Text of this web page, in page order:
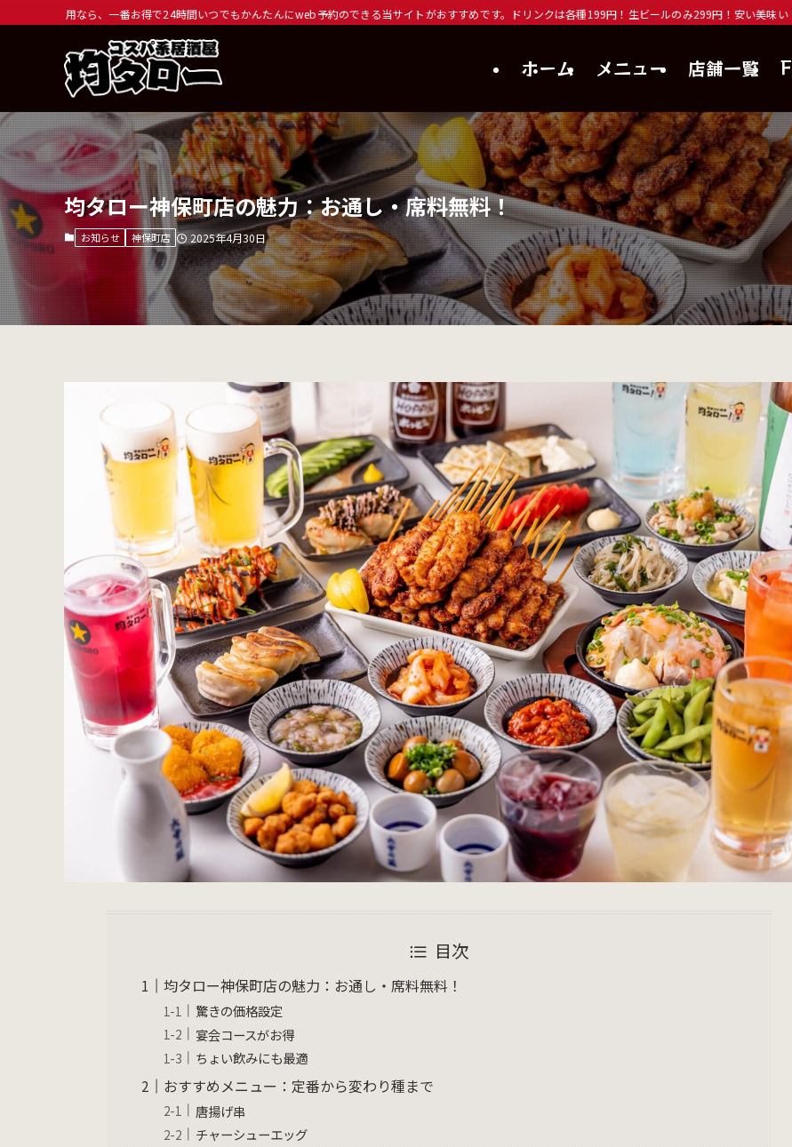
で24時間いつでもかんたんにweb予約のできる当サイトがおすすめです。ドリンクは各種199円！生ビールのみ299円！安い美味い！食べ飲み放題は2980
ホーム メニュー 店舗一覧
均タロー神保町店の魅力：お通し・席料無料！
お知らせ 神保町店 2025年4月30日
目次
均タロー神保町店の魅力：お通し・席料無料！
驚きの価格設定
宴会コースがお得
ちょい飲みにも最適
おすすめメニュー：定番から変わり種まで
唐揚げ串
チャーシューエッグ